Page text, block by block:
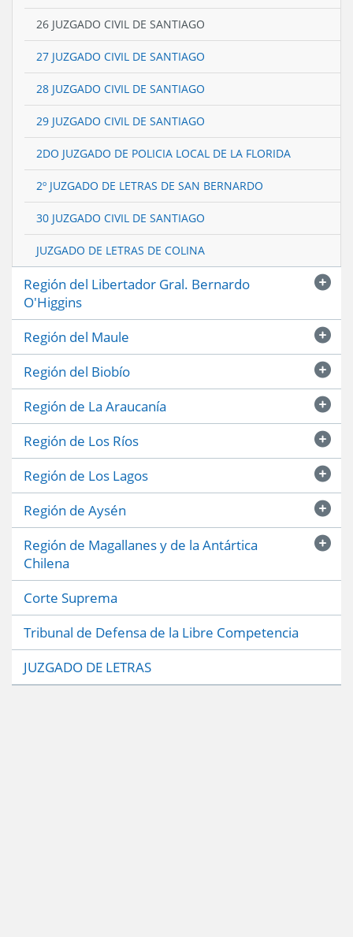
26 JUZGADO CIVIL DE SANTIAGO
27 JUZGADO CIVIL DE SANTIAGO
28 JUZGADO CIVIL DE SANTIAGO
29 JUZGADO CIVIL DE SANTIAGO
2DO JUZGADO DE POLICIA LOCAL DE LA FLORIDA
2º JUZGADO DE LETRAS DE SAN BERNARDO
30 JUZGADO CIVIL DE SANTIAGO
JUZGADO DE LETRAS DE COLINA
Región del Libertador Gral. Bernardo
O'Higgins
Región del Maule
Región del Biobío
Región de La Araucanía
Región de Los Ríos
Región de Los Lagos
Región de Aysén
Región de Magallanes y de la Antártica
Chilena
Corte Suprema
Tribunal de Defensa de la Libre Competencia
JUZGADO DE LETRAS